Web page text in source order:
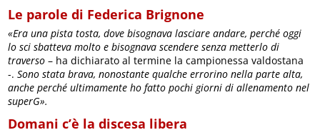
Le parole di Federica Brignone
«Era una pista tosta, dove bisognava lasciare andare, perché oggi
lo sci sbatteva molto e bisognava scendere senza metterlo di
traverso – ha dichiarato al termine la campionessa valdostana
-.Sono stata brava, nonostante qualche errorino nella parte alta,
anche perché ultimamente ho fatto pochi giorni di allenamento nel
superG».
Domani c’è la discesa libera